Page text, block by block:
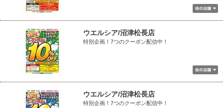
ウエルシア/沼津松長店
特別企画！7つのクーポン配信中！
ウエルシア/沼津松長店
特別企画！7つのクーポン配信中！